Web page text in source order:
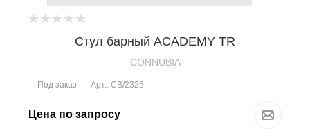
Стул барный ACADEMY TR
CONNUBIA
Под заказ Арт.: CB/2325
Цена по запросу